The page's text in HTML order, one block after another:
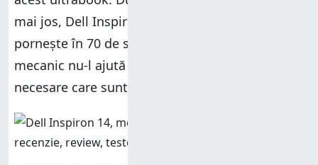
mai jos, Dell Inspiron 14 este cam lent și
pornește în 70 de secunde. Hard disk-ul
mecanic nu-l ajută deloc și nici aplicațiile ne-
necesare care sunt preinstalate pe el.